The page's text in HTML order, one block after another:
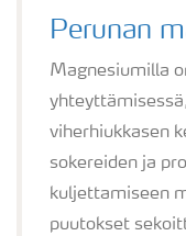
Perunan
Magnesiumilla
viherhiukkasen
sokereiden ja
kuljettamiseen
puutokset